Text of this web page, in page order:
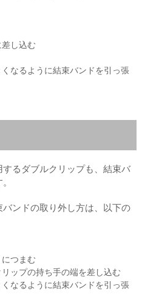
し込む
なるように結束バンドを引っ張
るダブルクリップも、結束バ
ンドの取り外し方は、以下の
つまむ
ップの持ち手の端を差し込む
なるように結束バンドを引っ張